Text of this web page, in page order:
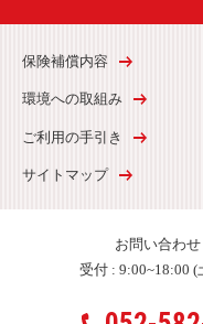
保険補償内容
環境への取組み
ご利用の手引き
サイトマップ
お問い合わせ
受付 : 9:00~18:00 (